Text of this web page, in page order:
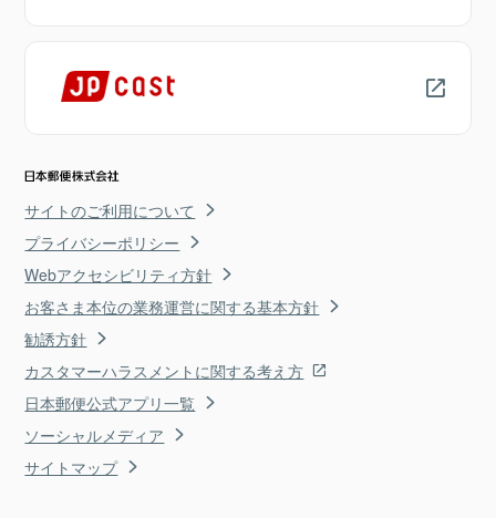
サイトのご利用について
プライバシーポリシー
Webアクセシビリティ方針
お客さま本位の業務運営に関する基本方針
勧誘方針
カスタマーハラスメントに関する考え方
日本郵便公式アプリ一覧
ソーシャルメディア
サイトマップ